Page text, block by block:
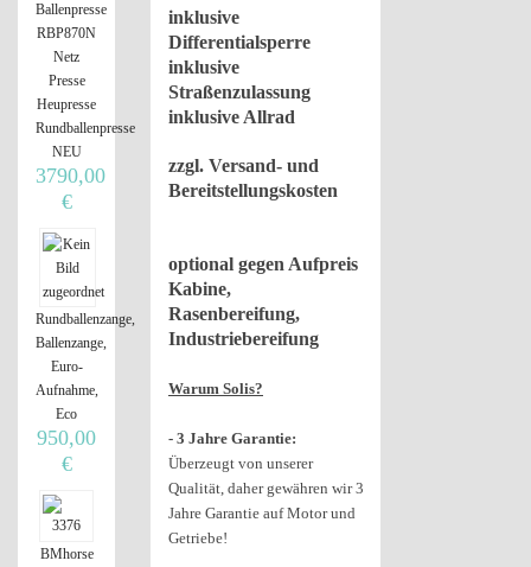
inklusive
Differentialsperre
inklusive
Straßenzulassung
inklusive Allrad
zzgl. Versand- und
Bereitstellungskosten
optional gegen Aufpreis
Kabine,
Rasenbereifung,
Industriebereifung
Warum Solis?
- 3 Jahre Garantie:
Überzeugt von unserer
Qualität, daher gewähren wir 3
Jahre Garantie auf Motor und
Getriebe!
Ballenpresse
RBP870N
Netz
Presse
Heupresse
Rundballenpresse
NEU
3790,00
€
Rundballenzange,
Ballenzange,
Euro-
Aufnahme,
Eco
950,00
€
BMhorse